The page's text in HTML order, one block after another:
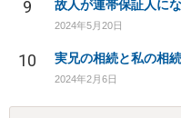
9 故人が連帯保証人に
2024年5月20日
10 実兄の相続と私の相
2024年2月6日